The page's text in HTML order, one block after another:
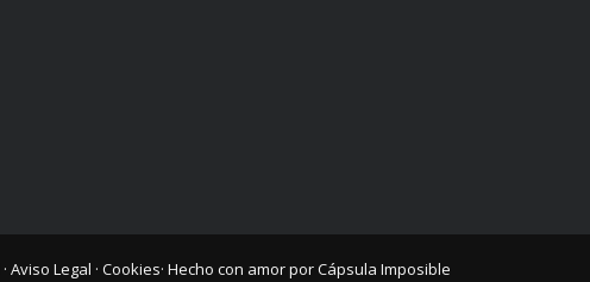
· Aviso Legal · Cookies· Hecho con amor porCápsula Imposible